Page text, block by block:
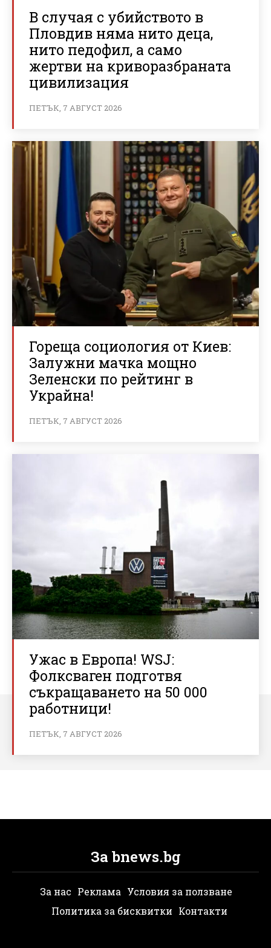
В случая с убийството в
Пловдив няма нито деца,
нито педофил, а само
жертви на криворазбраната
цивилизация
ПЕТЪК, 7 АВГУСТ 2026
Гореща социология от Киев:
Залужни мачка мощно
Зеленски по рейтинг в
Украйна!
ПЕТЪК, 7 АВГУСТ 2026
Ужас в Европа! WSJ:
Фолксваген подготвя
съкращаването на 50 000
работници!
ПЕТЪК, 7 АВГУСТ 2026
За bnews.bg
За нас Реклама Условия за ползване
Политика за бисквитки Контакти